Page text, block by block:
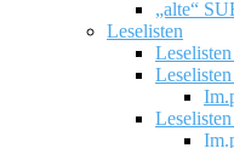
„alte“
Leselisten